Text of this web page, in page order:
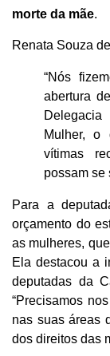
morte da mãe.
Renata Souza
“Nós
abertura
Mulher, o
vítimas
possam se
Para a
orçamento do
as mulheres,
Ela destacou a
deputadas da
“Precisamos
nas suas áreas
dos direitos das